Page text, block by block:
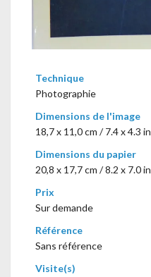
Technique
Photographie
Dimensions de l'image
18,7 x 11,0 cm / 7.4 x 4.3 in
Dimensions du papier
20,8 x 17,7 cm / 8.2 x 7.0 in
Prix
Sur demande
Référence
Sans référence
Visite(s)